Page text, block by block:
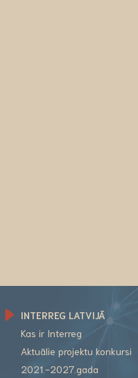
INTERREG LATVIJĀ
Kas ir Interreg
Aktuālie projektu konkursi
2021.-2027.gada